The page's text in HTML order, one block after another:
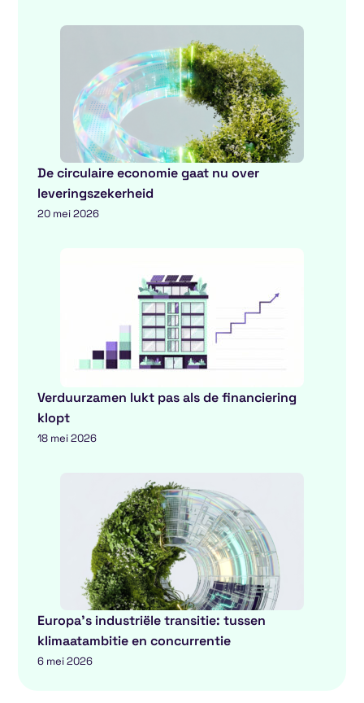
De circulaire economie gaat nu over
leveringszekerheid
20 mei 2026
Verduurzamen lukt pas als de financiering
klopt
18 mei 2026
Europa’s industriële transitie: tussen
klimaatambitie en concurrentie
6 mei 2026